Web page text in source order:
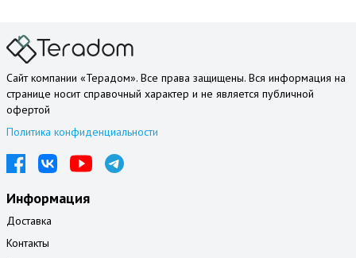
Сайт компании «Терадом». Все права защищены. Вся информация на
странице носит справочный характер и не является публичной
офертой
Политика конфиденциальности
Информация
Доставка
Контакты